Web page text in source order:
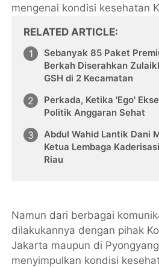
mengenai kondisi kesehatan
RELATED ARTICLE
Sebanyak 85 Paket
Berkah Diserahkan
GSH di 2 Kecamatan
Perkada, Ketika 'Ego'
Politik Anggaran Sehat
Abdul Wahid Lantik Dani
Ketua Lembaga
Riau
Namun dari berbagai
dilakukannya dengan pihak
Jakarta maupun di
menyimpulkan kondisi